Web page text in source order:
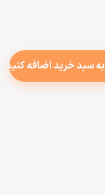
به سبد خرید اضافه کنید